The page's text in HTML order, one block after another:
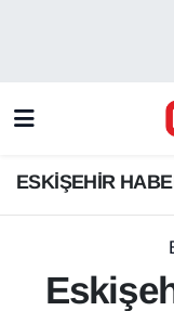
ESKİŞEHİR
GÜNDEM
Odunpazarı
Süper Lig
Tüm
Son Dakika